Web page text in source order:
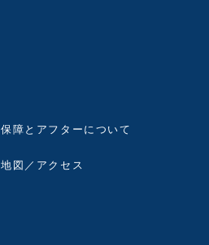
保障とアフターについて
地図／アクセス